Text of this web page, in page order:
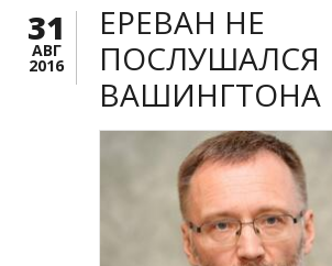
31
АВГ
2016
ЕРЕВАН НЕ
ПОСЛУШАЛСЯ
ВАШИНГТОНА